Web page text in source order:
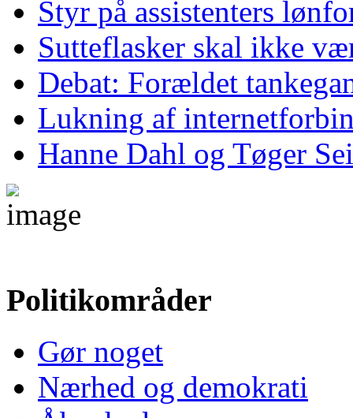
Styr på assistenters
Sutteflasker skal ikke
Debat: Forældet
Lukning af
Hanne Dahl og Tøger
Politikområder
Gør noget
Nærhed og demokrati